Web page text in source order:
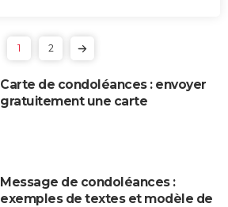
1 2
Carte de condoléances : envoyer
gratuitement une carte
Message de condoléances :
exemples de textes et modèle de